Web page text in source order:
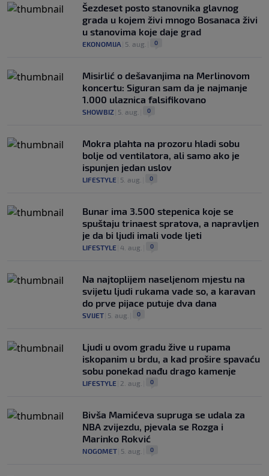
Šezdeset posto stanovnika glavnog
grada u kojem živi mnogo Bosanaca živi
u stanovima koje daje grad
EKONOMIJA 5. aug. 0
Misirlić o dešavanjima na Merlinovom
koncertu: Siguran sam da je najmanje
1.000 ulaznica falsifikovano
SHOWBIZ 5. aug. 0
Mokra plahta na prozoru hladi sobu
bolje od ventilatora, ali samo ako je
ispunjen jedan uslov
LIFESTYLE 5. aug. 0
Bunar imа 3.500 stepenica koje se
spuštaju trinaest spratova, a napravljen
je da bi ljudi imali vode ljeti
LIFESTYLE 4. aug. 0
Na najtoplijem naseljenom mjestu na
svijetu ljudi rukama vade so, a karavan
do prve pijace putuje dva dana
SVIJET 5. aug. 0
Ljudi u ovom gradu žive u rupama
iskopanim u brdu, a kad prošire spavaću
sobu ponekad nađu drago kamenje
LIFESTYLE 2. aug. 0
Bivša Mamićeva supruga se udala za
NBA zvijezdu, pjevala se Rozga i
Marinko Rokvić
NOGOMET 5. aug. 0